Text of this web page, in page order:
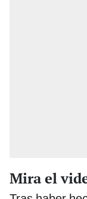
Mira el